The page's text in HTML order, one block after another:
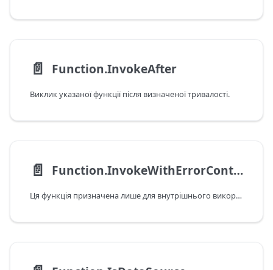
📄️ Function.InvokeAfter
Виклик указаної функції після визначеної тривалості.
📄️ Function.InvokeWithErrorContext
Ця функція призначена лише для внутрішнього використання.